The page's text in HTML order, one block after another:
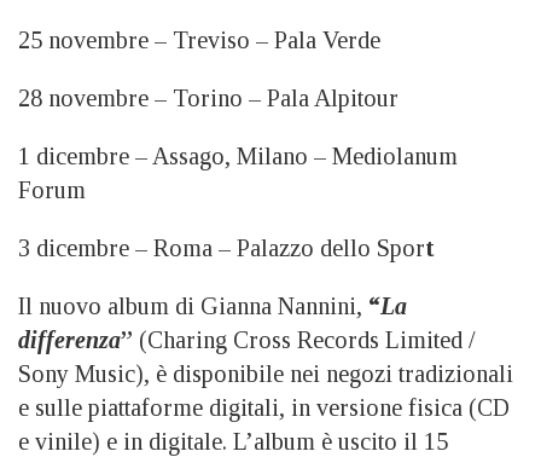
25 novembre – Treviso – Pala Verde
28 novembre – Torino – Pala Alpitour
1 dicembre – Assago, Milano – Mediolanum
Forum
3 dicembre – Roma – Palazzo dello Sport
Il nuovo album di Gianna Nannini, “La
differenza” (Charing Cross Records Limited /
Sony Music), è disponibile nei negozi tradizionali
e sulle piattaforme digitali, in versione fisica (CD
e vinile) e in digitale. L’album è uscito il 15